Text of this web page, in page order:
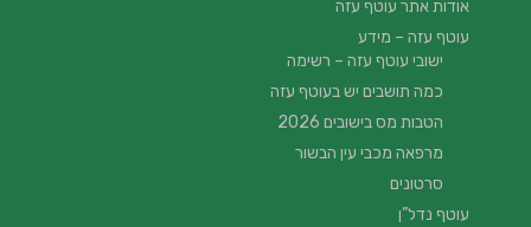
אודות אתר עוטף עזה
עוטף עזה – מידע
ישובי עוטף עזה – רשימה
כמה תושבים יש בעוטף עזה
הטבות מס בישובים 2026
מרפאה מכבי עין הבשור
סרטונים
עוטף נדל”ן